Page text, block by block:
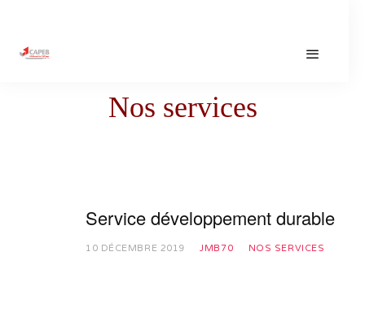
Nos services
Service développement durable
10 DÉCEMBRE 2019 JMB70 NOS SERVICES